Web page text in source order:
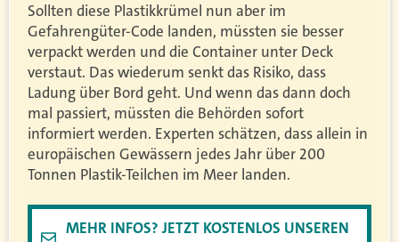
Sollten diese Plastikkrümel nun aber im
Gefahrengüter-Code landen, müssten sie besser
verpackt werden und die Container unter Deck
verstaut. Das wiederum senkt das Risiko, dass
Ladung über Bord geht. Und wenn das dann doch
mal passiert, müssten die Behörden sofort
informiert werden. Experten schätzen, dass allein in
europäischen Gewässern jedes Jahr über 200
Tonnen Plastik-Teilchen im Meer landen.
MEHR INFOS? JETZT KOSTENLOS UNSEREN